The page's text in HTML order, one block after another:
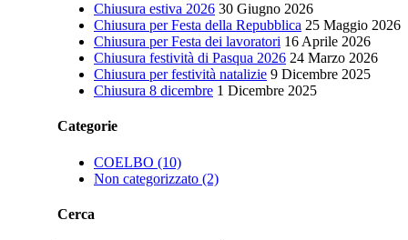
Chiusura estiva 2026 30 Giugno 2026
Chiusura per Festa della Repubblica 25 Maggio 2026
Chiusura per Festa dei lavoratori 16 Aprile 2026
Chiusura festività di Pasqua 2026 24 Marzo 2026
Chiusura per festività natalizie 9 Dicembre 2025
Chiusura 8 dicembre 1 Dicembre 2025
Categorie
COELBO (10)
Non categorizzato (2)
Cerca